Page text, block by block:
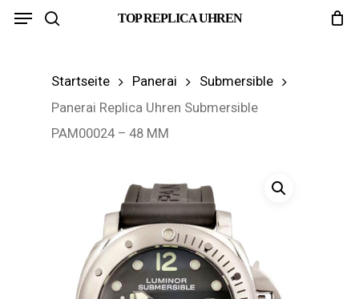
Skip
TOP REPLICA UHREN
Menu
Startseite Panerai
Submersible
Panerai Replica Uhren Submersible
PAM00024 – 48 MM